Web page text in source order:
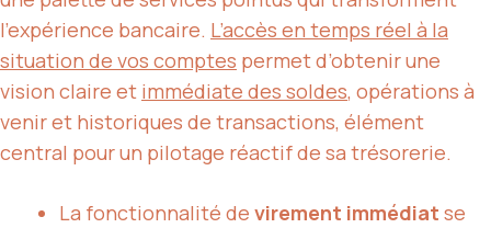
l’expérience bancaire. L’accès en temps réel à la
situation de vos comptes permet d’obtenir une
vision claire et immédiate des soldes, opérations à
venir et historiques de transactions, élément
central pour un pilotage réactif de sa trésorerie.
La fonctionnalité de virement immédiat se